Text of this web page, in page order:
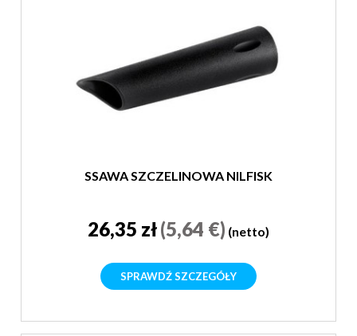
SSAWA SZCZELINOWA NILFISK
26,35 zł(5,64 €) (netto)
SPRAWDŹ SZCZEGÓŁY